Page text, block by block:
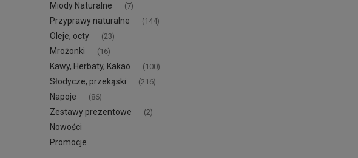
Miody Naturalne (7)
Przyprawy naturalne (144)
Oleje, octy (23)
Mrożonki (16)
Kawy, Herbaty, Kakao (100)
Słodycze, przekąski (216)
Napoje (86)
Zestawy prezentowe (2)
Nowości
Promocje